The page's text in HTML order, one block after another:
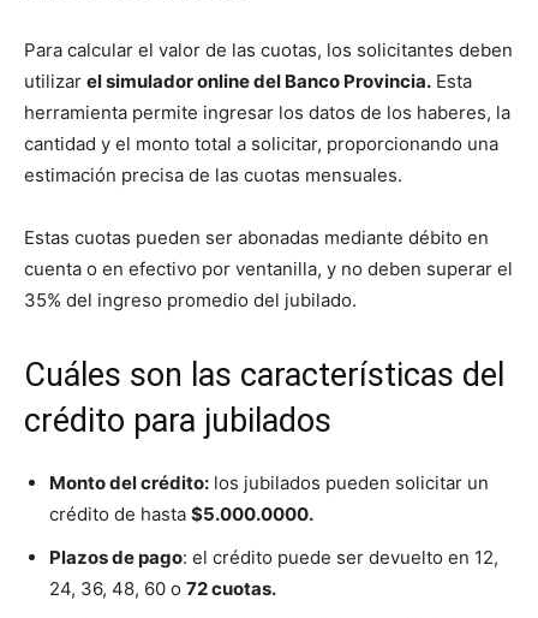
Para calcular el valor de las cuotas, los solicitantes deben
utilizar el simulador online del Banco Provincia. Esta
herramienta permite ingresar los datos de los haberes, la
cantidad y el monto total a solicitar, proporcionando una
estimación precisa de las cuotas mensuales.
Estas cuotas pueden ser abonadas mediante débito en
cuenta o en efectivo por ventanilla, y no deben superar el
35% del ingreso promedio del jubilado.
Cuáles son las características del
crédito para jubilados
Monto del crédito: los jubilados pueden solicitar un
crédito de hasta $5.000.0000.
Plazos de pago: el crédito puede ser devuelto en 12,
24, 36, 48, 60 o 72 cuotas.